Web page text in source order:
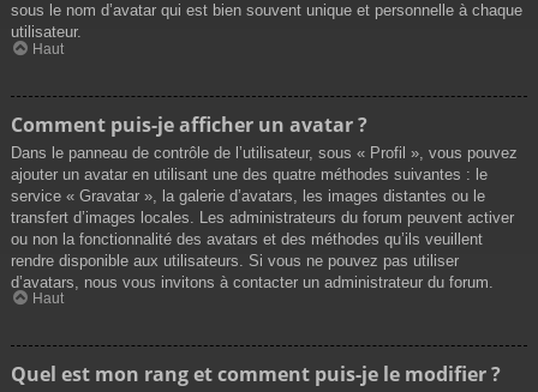
sous le nom d’avatar qui est bien souvent unique et personnelle à chaque
utilisateur.
Haut
Comment puis-je afficher un avatar ?
Dans le panneau de contrôle de l’utilisateur, sous « Profil », vous pouvez
ajouter un avatar en utilisant une des quatre méthodes suivantes : le
service « Gravatar », la galerie d’avatars, les images distantes ou le
transfert d’images locales. Les administrateurs du forum peuvent activer
ou non la fonctionnalité des avatars et des méthodes qu’ils veuillent
rendre disponible aux utilisateurs. Si vous ne pouvez pas utiliser
d’avatars, nous vous invitons à contacter un administrateur du forum.
Haut
Quel est mon rang et comment puis-je le modifier ?